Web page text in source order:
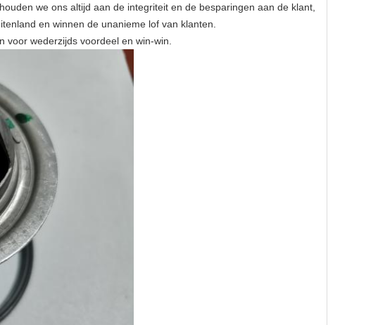
we ons altijd aan de integriteit en de besparingen aan de klant,
en winnen de unanieme lof van klanten.
wederzijds voordeel en win-win.